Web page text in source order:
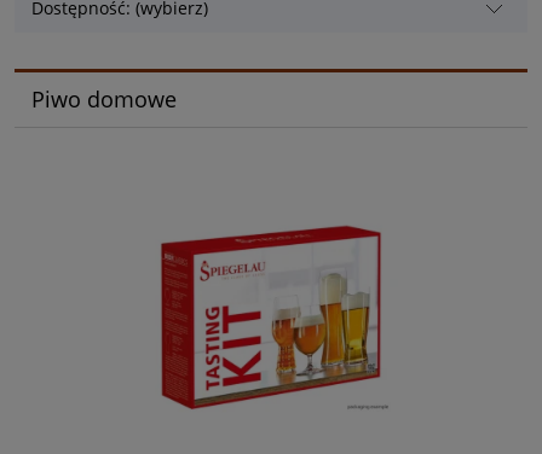
Dostępność: (wybierz)
Piwo domowe